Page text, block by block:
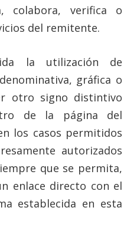
colabora, verifica o
del remitente.
la utilización de
gráfica o
otro signo distintivo
de la página del
los casos permitidos
autorizados
que se permita,
enlace directo con el
establecida en esta